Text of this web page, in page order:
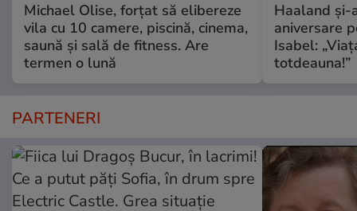
Michael Olise, forțat să elibereze
vila cu 10 camere, piscină, cinema,
saună și sală de fitness. Are
termen o lună
Haaland
aniversare
Isabel:
totdeauna!”
PARTENERI